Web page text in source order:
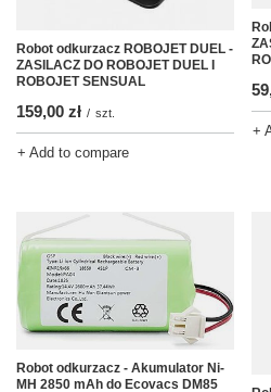
Robot odkurzacz ROBOJET DUEL -
ZASILACZ DO ROBOJET DUEL I
ROBOJET SENSUAL
159,00 zł / szt.
+ Add to compare
+
Robot odkurzacz - Akumulator Ni-
MH 2850 mAh do Ecovacs DM85